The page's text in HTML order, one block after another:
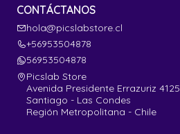
CONTÁCTANOS
hola@picslabstore.cl
+56953504878
56953504878
Picslab Store
Avenida Presidente Errazuriz 4125
Santiago - Las Condes
Región Metropolitana - Chile